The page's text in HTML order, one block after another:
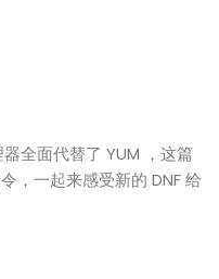
全面代替了 YUM ，这篇
，一起来感受新的 DNF 给